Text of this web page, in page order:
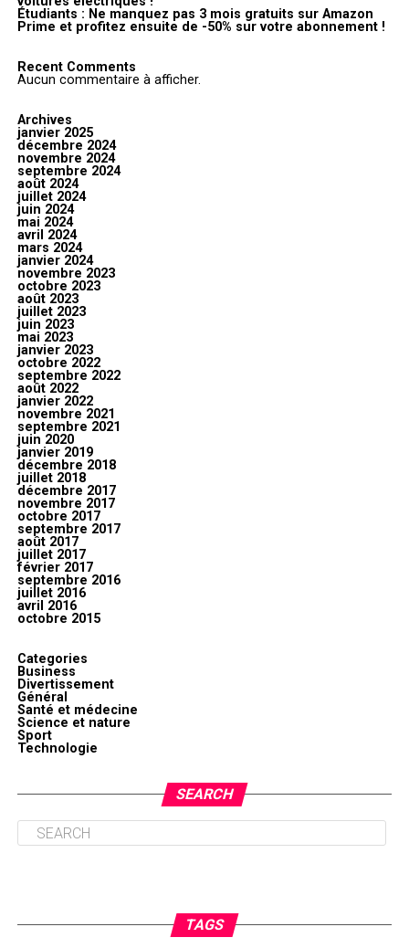
Étudiants : Ne manquez pas 3 mois gratuits sur Amazon
Prime et profitez ensuite de -50% sur votre abonnement !
Recent Comments
Aucun commentaire à afficher.
Archives
janvier 2025
décembre 2024
novembre 2024
septembre 2024
août 2024
juillet 2024
juin 2024
mai 2024
avril 2024
mars 2024
janvier 2024
novembre 2023
octobre 2023
août 2023
juillet 2023
juin 2023
mai 2023
janvier 2023
octobre 2022
septembre 2022
août 2022
janvier 2022
novembre 2021
septembre 2021
juin 2020
janvier 2019
décembre 2018
juillet 2018
décembre 2017
novembre 2017
octobre 2017
septembre 2017
août 2017
juillet 2017
février 2017
septembre 2016
juillet 2016
avril 2016
octobre 2015
Categories
Business
Divertissement
Général
Santé et médecine
Science et nature
Sport
Technologie
SEARCH
TAGS